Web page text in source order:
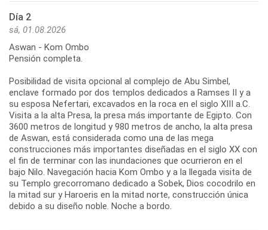
Día 2
sá, 01.08.2026
Aswan - Kom Ombo
Pensión completa.
Posibilidad de visita opcional al complejo de Abu Simbel,
enclave formado por dos templos dedicados a Ramses II y a
su esposa Nefertari, excavados en la roca en el siglo XIII a.C.
Visita a la alta Presa, la presa más importante de Egipto. Con
3600 metros de longitud y 980 metros de ancho, la alta presa
de Aswan, está considerada como una de las mega
construcciones más importantes diseñadas en el siglo XX con
el fin de terminar con las inundaciones que ocurrieron en el
bajo Nilo. Navegación hacia Kom Ombo y a la llegada visita de
su Templo grecorromano dedicado a Sobek, Dios cocodrilo en
la mitad sur y Haroeris en la mitad norte, construcción única
debido a su diseño noble. Noche a bordo.